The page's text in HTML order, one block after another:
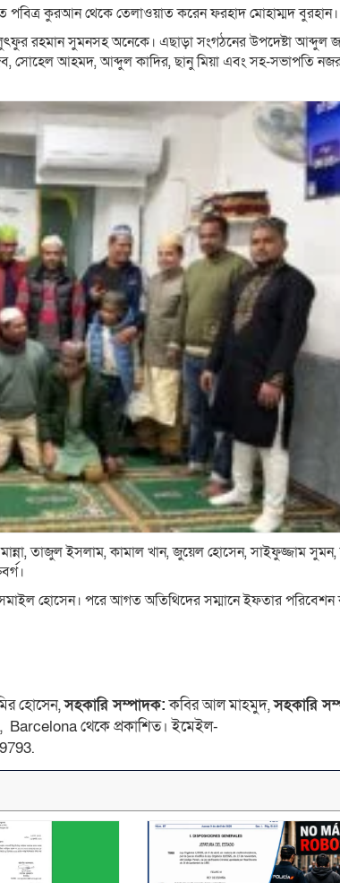
পবিত্র কুরআন থেকে তেলাওয়াত করেন ফরহাদ মোহাম্মদ বুরহান।
রহমান সুমনসহ অনেকে। এছাড়া সংগঠনের উপদেষ্টা আব্দুল
সোহেল আহমদ, আব্দুল কাদির, ছানু মিয়া এবং সহ-সভাপতি
তাজুল ইসলাম, কামাল খান, জুয়েল হোসেন, সাইফুজ্জাম সুমন,
হোসেন। পরে আগত অতিথিদের সম্মানে ইফতার পরিবেশন
হোসেন,সহকারি সম্পাদক:কবির আল মাহমুদ,সহকারি
থেকে প্রকাশিত। ইমেইল-